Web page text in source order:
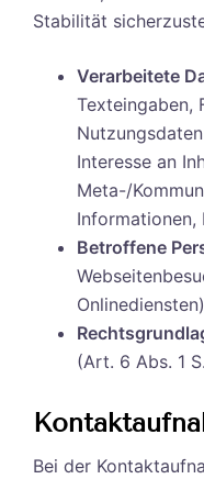
Stabilität
Verarbeitete
Texteingaben,
Interesse an
Meta-/
Informationen,
Betroffene
(Art. 6 Abs. 1
Bei der